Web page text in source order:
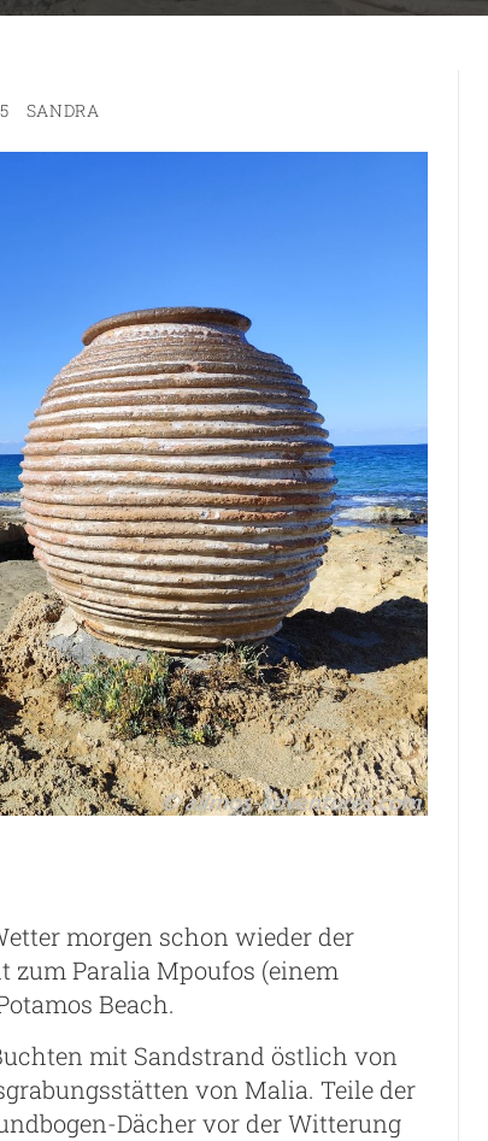
SANDRA
morgen schon wieder der
Paralia Mpoufos (einem
Beach.
mit Sandstrand östlich von
von Malia. Teile der
Dächer vor der Witterung